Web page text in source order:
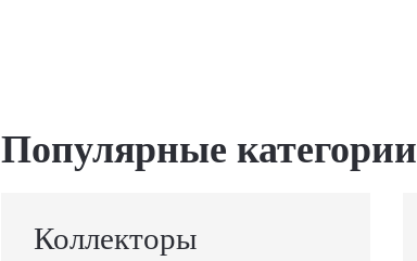
Популярные категории
Коллекторы